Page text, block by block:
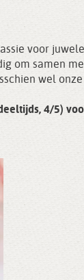
voor
om samen
wel
4/5)